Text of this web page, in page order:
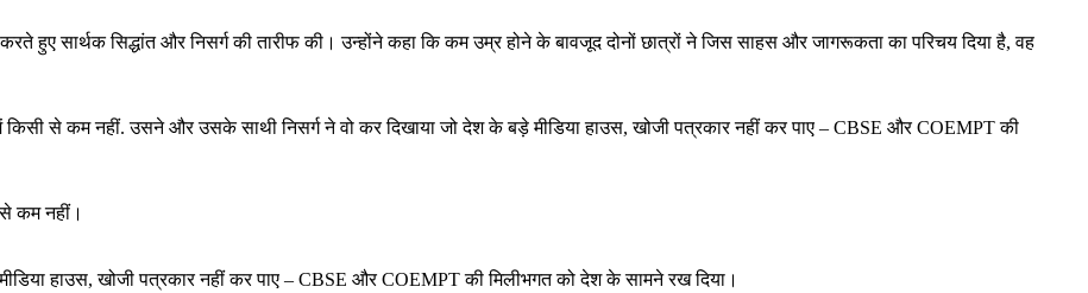
करते हुए सार्थक सिद्धांत और निसर्ग की तारीफ की। उन्होंने कहा कि कम उम्र होने के बावजूद दोनों छात्रों ने जिस साहस और जागरूकता का परिचय दिया है, वह
किसी से कम नहीं. उसने और उसके साथी निसर्ग ने वो कर दिखाया जो देश के बड़े मीडिया हाउस, खोजी पत्रकार नहीं कर पाए – CBSE और COEMPT की
कम नहीं।
हाउस, खोजी पत्रकार नहीं कर पाए – CBSE और COEMPT की मिलीभगत को देश के सामने रख दिया।